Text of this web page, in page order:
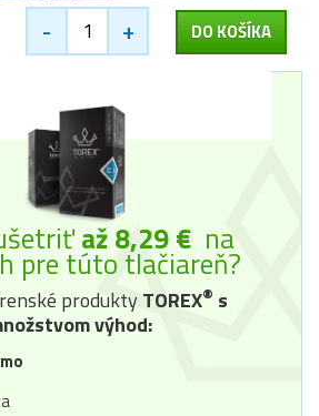
- + DO KOŠÍKA
až 8,29 € na
pre túto tlačiareň?
produktyTOREX® s
výhod: